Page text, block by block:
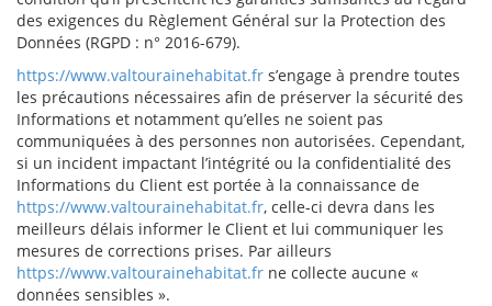
des exigences du Règlement Général sur la Protection des
Données (RGPD : n° 2016-679).
https://www.valtourainehabitat.fr s’engage à prendre toutes
les précautions nécessaires afin de préserver la sécurité des
Informations et notamment qu’elles ne soient pas
communiquées à des personnes non autorisées. Cependant,
si un incident impactant l’intégrité ou la confidentialité des
Informations du Client est portée à la connaissance de
https://www.valtourainehabitat.fr, celle-ci devra dans les
meilleurs délais informer le Client et lui communiquer les
mesures de corrections prises. Par ailleurs
https://www.valtourainehabitat.fr ne collecte aucune «
données sensibles ».